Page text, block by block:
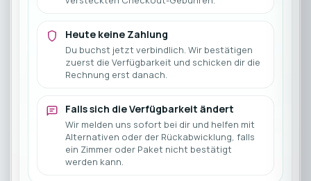
Heute keine Zahlung
Du buchst jetzt verbindlich. Wir bestätigen
zuerst die Verfügbarkeit und schicken dir die
Rechnung erst danach.
Falls sich die Verfügbarkeit ändert
Wir melden uns sofort bei dir und helfen mit
Alternativen oder der Rückabwicklung, falls
ein Zimmer oder Paket nicht bestätigt
werden kann.